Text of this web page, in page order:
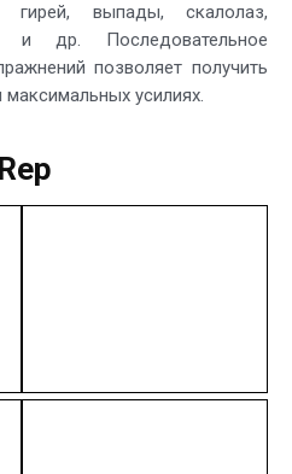
гирей, выпады, скалолаз,
и др. Последовательное
позволяет получить
усилиях.